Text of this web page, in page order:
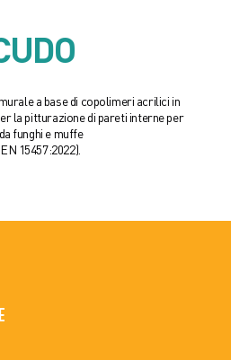
a base di copolimeri acrilici in
la pitturazione di pareti interne per
funghi e muffe
15457:2022).